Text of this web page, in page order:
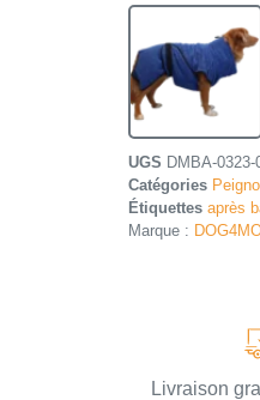
UGS DMBA-0323-
Catégories
Étiquettes après
Marque :
Livraison